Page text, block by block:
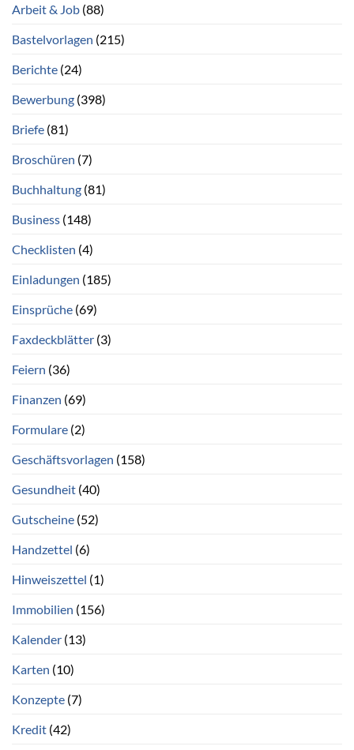
Arbeit & Job (88)
Bastelvorlagen (215)
Berichte (24)
Bewerbung (398)
Briefe (81)
Broschüren (7)
Buchhaltung (81)
Business (148)
Checklisten (4)
Einladungen (185)
Einsprüche (69)
Faxdeckblätter (3)
Feiern (36)
Finanzen (69)
Formulare (2)
Geschäftsvorlagen (158)
Gesundheit (40)
Gutscheine (52)
Handzettel (6)
Hinweiszettel (1)
Immobilien (156)
Kalender (13)
Karten (10)
Konzepte (7)
Kredit (42)